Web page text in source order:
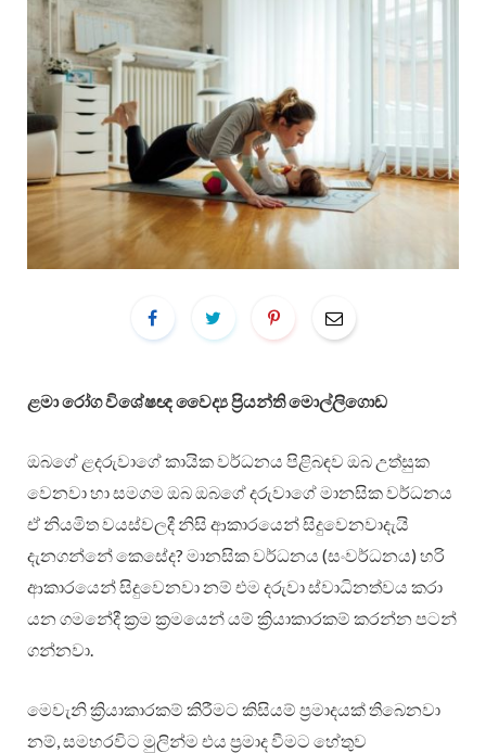
ළමා රෝග විශේෂඥ වෛද්‍ය ප්‍රියන්ති මොල්ලිගොඩ
ඔබගේ ළදරුවාගේ කායික වර්ධනය පිළිබඳව ඔබ උත්සුක
වෙනවා හා සමගම ඔබ ඔබගේ දරුවාගේ මානසික වර්ධනය
ඒ නියමිත වයස්වලදී නිසි ආකාරයෙන් සිදුවෙනවාදැයි
දැනගන්නේ කෙසේද? මානසික වර්ධනය (සංවර්ධනය) හරි
ආකාරයෙන් සිදුවෙනවා නම් එම දරුවා ස්වාධිනත්වය කරා
යන ගමනේදී ක්‍රම ක්‍රමයෙන් යම් ක්‍රියාකාරකම් කරන්න පටන්
ගන්නවා.
මෙවැනි ක්‍රියාකාරකම් කිරීමට කිසියම් ප්‍රමාදයක් තිබෙනවා
නම්, සමහරවිට මුලින්ම එය ප්‍රමාද වීමට හේතුව